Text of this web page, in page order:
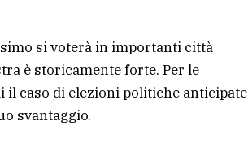
si voterà in importanti città
è storicamente forte. Per le
il caso di elezioni politiche anticipate
svantaggio.